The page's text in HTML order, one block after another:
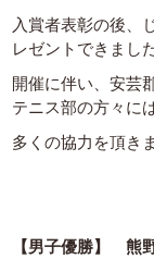
入賞者表彰の後、
レゼントできました
開催に伴い、安芸
テニス部の方々に
多くの協力を頂き
【男子優勝】